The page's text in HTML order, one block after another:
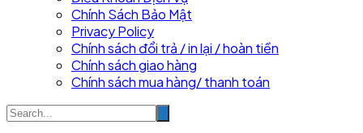
Chính Sách Bảo Mật
Privacy Policy
Chính sách đổi trả / in lại / hoàn tiền
Chính sách giao hàng
Chính sách mua hàng/ thanh toán